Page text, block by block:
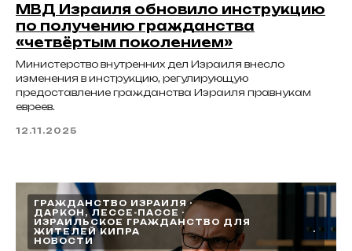
МВД Израиля обновило инструкцию
по получению гражданства
«четвёртым поколением»
Министерство внутренних дел Израиля внесло
изменения в инструкцию, регулирующую
предоставление гражданства Израиля правнукам
евреев.
12.11.2025
ГРАЖДАНСТВО ИЗРАИЛЯ
ДАРКОН, ЛЕССЕ-ПАССЕ
ИЗРАИЛЬСКОЕ ГРАЖДАНСТВО ДЛЯ
ЖИТЕЛЕЙ КИПРА
НОВОСТИ